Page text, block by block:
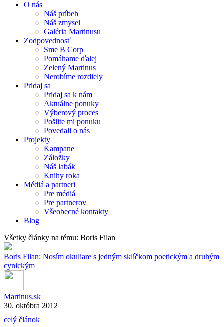
O nás
Náš príbeh
Náš zmysel
Galéria Martinusu
Zodpovednosť
Sme B Corp
Pomáhame ďalej
Zelený Martinus
Nerobíme rozdiely
Pridaj sa
Pridaj sa k nám
Aktuálne ponuky
Výberový proces
Pošlite mi ponuku
Povedali o nás
Projekty
Kampane
Záložky
Náš labák
Knihy roka
Médiá a partneri
Pre médiá
Pre partnerov
Všeobecné kontakty
Blog
Všetky články na tému: Boris Filan
Boris Filan: Nosím okuliare s jedným sklíčkom poetickým a druhým
cynickým
Martinus.sk
30. októbra 2012
celý článok